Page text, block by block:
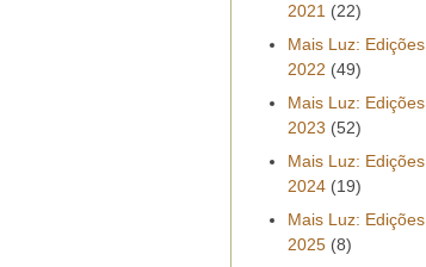
2021 (22)
Mais Luz: Edições
2022 (49)
Mais Luz: Edições
2023 (52)
Mais Luz: Edições
2024 (19)
Mais Luz: Edições
2025 (8)